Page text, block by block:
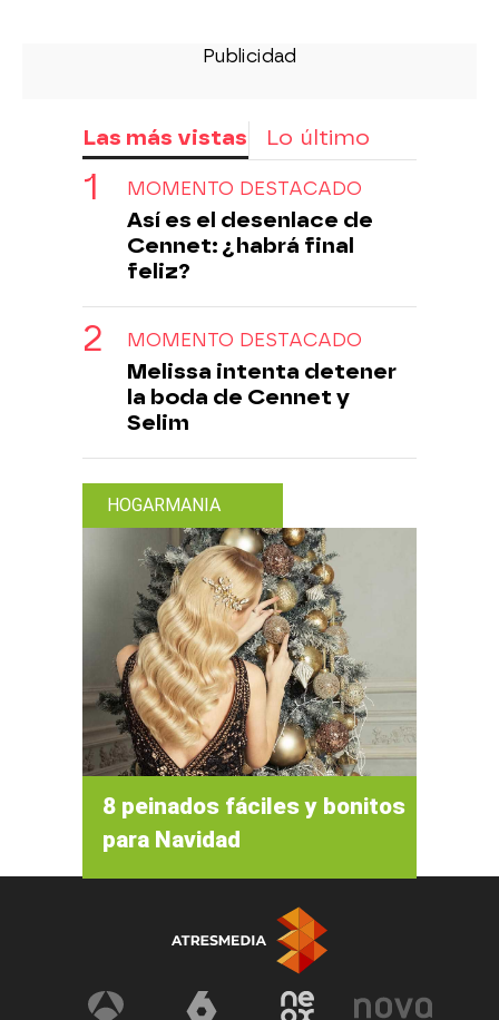
Las más vistas Lo último
MOMENTO DESTACADO
Así es el desenlace de
Cennet: ¿habrá final
feliz?
MOMENTO DESTACADO
Melissa intenta detener
la boda de Cennet y
Selim
HOGARMANIA
8 peinados fáciles y bonitos
para Navidad